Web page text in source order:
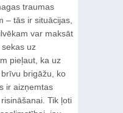
traumas
– tās ir situācijas,
var maksāt
uz
pieļaut, ka uz
brigāžu, ko
ir aizņemtas
Tik ļoti